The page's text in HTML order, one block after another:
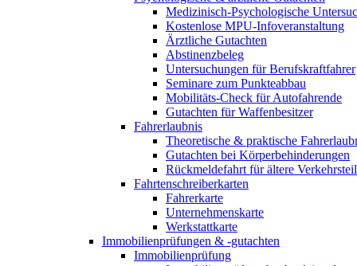
Medizinisch-Psychologische
Kostenlose MPU-Infoveranstaltung
Ärztliche Gutachten
Abstinenzbeleg
Untersuchungen für Berufskraftfahrer
Seminare zum Punkteabbau
Mobilitäts-Check für Autofahrende
Gutachten für Waffenbesitzer
Fahrerlaubnis
Theoretische & praktische
Gutachten bei Körperbehinderungen
Rückmeldefahrt für ältere
Fahrtenschreiberkarten
Fahrerkarte
Unternehmenskarte
Werkstattkarte
Immobilienprüfungen & -gutachten
Immobilienprüfung